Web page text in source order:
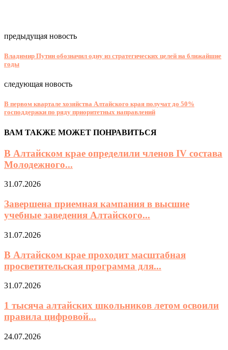
предыдущая новость
Владимир Путин обозначил одну из стратегических целей на ближайшие
годы
следующая новость
В первом квартале хозяйства Алтайского края получат до 50%
господдержки по ряду приоритетных направлений
ВАМ ТАКЖЕ МОЖЕТ ПОНРАВИТЬСЯ
В Алтайском крае определили членов IV состава
Молодежного...
31.07.2026
Завершена приемная кампания в высшие
учебные заведения Алтайского...
31.07.2026
В Алтайском крае проходит масштабная
просветительская программа для...
31.07.2026
1 тысяча алтайских школьников летом освоили
правила цифровой...
24.07.2026